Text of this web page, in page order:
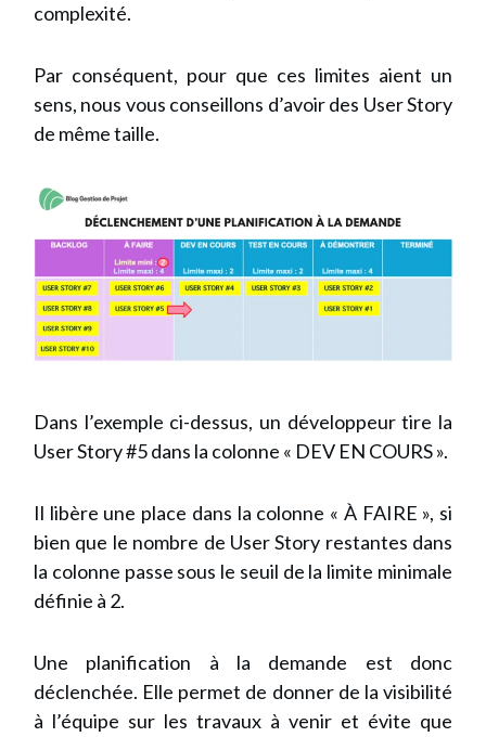
complexité.
Par conséquent, pour que ces limites aient un
sens, nous vous conseillons d’avoir des User Story
de même taille.
Dans l’exemple ci-dessus, un développeur tire la
User Story #5 dans la colonne « DEV EN COURS ».
Il libère une place dans la colonne « À FAIRE », si
bien que le nombre de User Story restantes dans
la colonne passe sous le seuil de la limite minimale
définie à 2.
Une planification à la demande est donc
déclenchée. Elle permet de donner de la visibilité
à l’équipe sur les travaux à venir et évite que